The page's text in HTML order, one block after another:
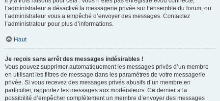
l’administrateur a désactivé la messagerie privée sur l’ensemble du forum, ou
l’administrateur vous a empêché d’envoyer des messages. Contactez
l’administrateur pour plus d’informations.
Haut
Je reçois sans arrêt des messages indésirables !
Vous pouvez supprimer automatiquement les messages privés d’un membre
en utilisant les filtres de message dans les paramètres de votre messagerie
privée. Si vous recevez des messages privés abusifs d’un membre en
particulier, rapportez les messages aux modérateurs. Ce dernier a la
possibilité d’empêcher complètement un membre d’envoyer des messages